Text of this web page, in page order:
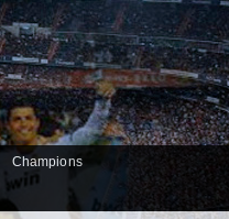
Champions